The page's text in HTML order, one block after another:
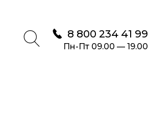
8 800 234 41 99
Пн-Пт 09.00 — 19.00